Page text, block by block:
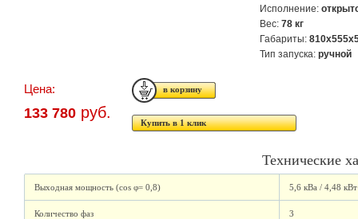
Исполнение:
Вес: 78 кг
Габариты:
Тип запуска: ручной
Цена:
133 780 руб.
Купить в 1 клик
Технические
Выходная мощность (cos φ= 0,8) 5,6 кВа / 4,48 кВт
Количество фаз 3